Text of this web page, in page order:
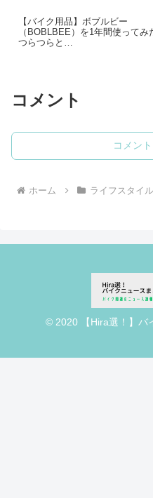
【バイク用品】ボブルビー
（BOBLBEE）を1年間使ってみ
つらつらと…
コメント
コメン
ホーム ライフスタイル
© 2020 【Hira選！】バ